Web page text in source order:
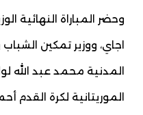
وحضر المباراة النهائية
اجاي، ووزير تمكين
المدنية محمد عبد الله
الموريتانية لكرة القدم